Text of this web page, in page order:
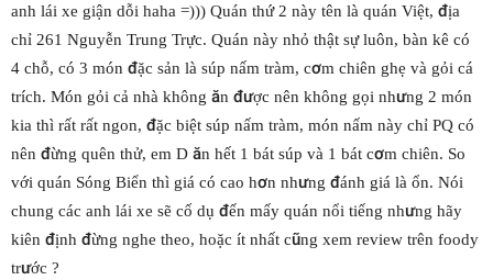
anh lái xe giận dỗi haha =))) Quán thứ 2 này tên là quán Việt, địa
chỉ 261 Nguyễn Trung Trực. Quán này nhỏ thật sự luôn, bàn kê có
4 chỗ, có 3 món đặc sản là súp nấm tràm, cơm chiên ghẹ và gỏi cá
trích. Món gỏi cả nhà không ăn được nên không gọi nhưng 2 món
kia thì rất rất ngon, đặc biệt súp nấm tràm, món nấm này chỉ PQ có
nên đừng quên thử, em D ăn hết 1 bát súp và 1 bát cơm chiên. So
với quán Sóng Biển thì giá có cao hơn nhưng đánh giá là ổn. Nói
chung các anh lái xe sẽ cố dụ đến mấy quán nổi tiếng nhưng hãy
kiên định đừng nghe theo, hoặc ít nhất cũng xem review trên foody
trước ?